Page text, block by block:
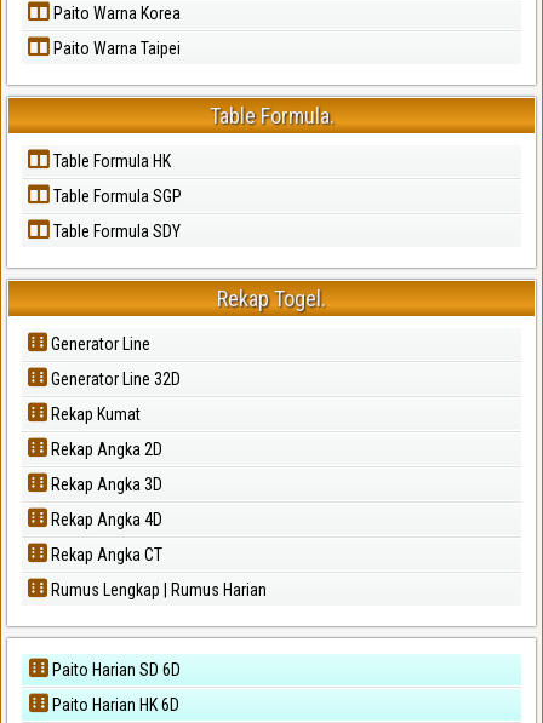
Paito Warna Korea
Paito Warna Taipei
Table Formula.
Table Formula HK
Table Formula SGP
Table Formula SDY
Rekap Togel.
Generator Line
Generator Line 32D
Rekap Kumat
Rekap Angka 2D
Rekap Angka 3D
Rekap Angka 4D
Rekap Angka CT
Rumus Lengkap | Rumus Harian
Paito Harian SD 6D
Paito Harian HK 6D